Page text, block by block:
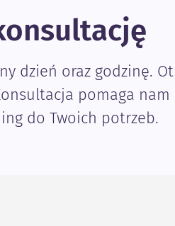
dzień oraz godzinę.
pomaga nam
do Twoich potrzeb.